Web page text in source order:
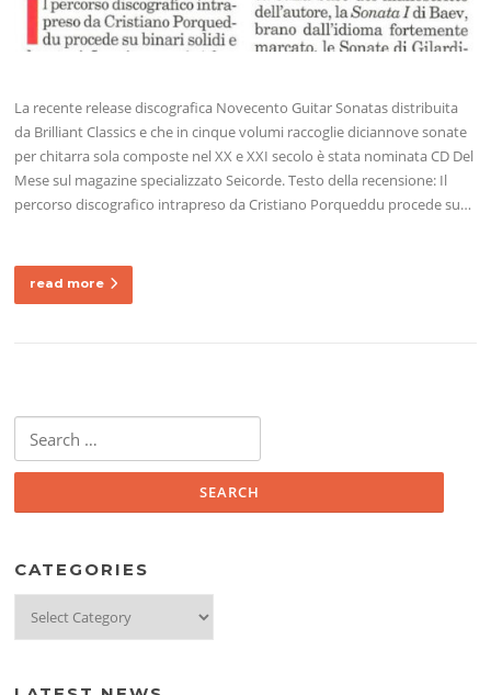
La recente release discografica Novecento Guitar Sonatas distribuita
da Brilliant Classics e che in cinque volumi raccoglie diciannove sonate
per chitarra sola composte nel XX e XXI secolo è stata nominata CD Del
Mese sul magazine specializzato Seicorde. Testo della recensione: Il
percorso discografico intrapreso da Cristiano Porqueddu procede su…
read more
for:
CATEGORIES